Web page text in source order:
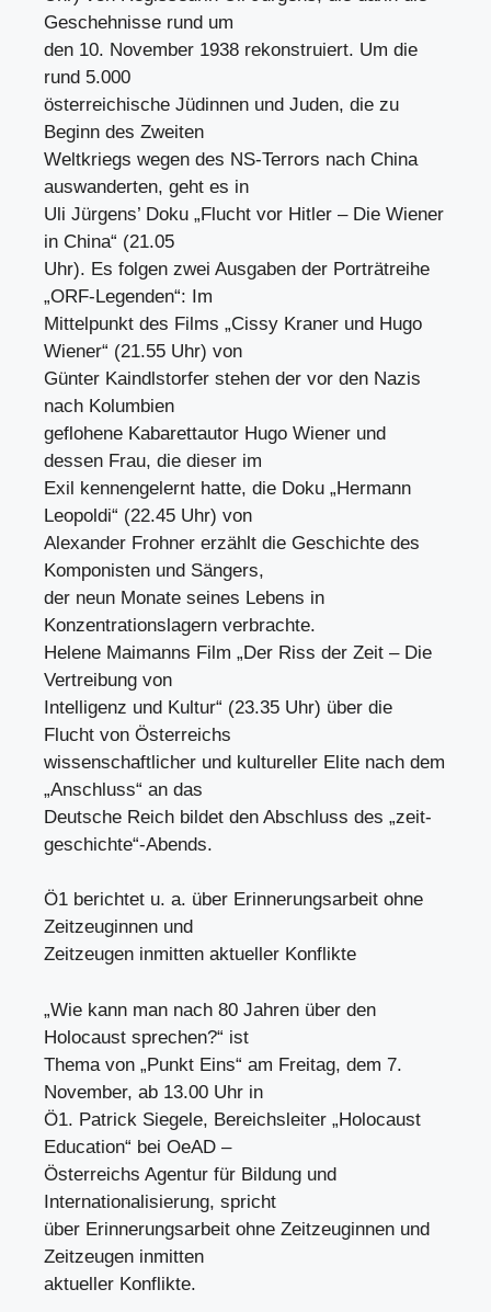
Geschehnisse rund um
den 10. November 1938 rekonstruiert. Um die
rund 5.000
österreichische Jüdinnen und Juden, die zu
Beginn des Zweiten
Weltkriegs wegen des NS-Terrors nach China
auswanderten, geht es in
Uli Jürgens’ Doku „Flucht vor Hitler – Die Wiener
in China“ (21.05
Uhr). Es folgen zwei Ausgaben der Porträtreihe
„ORF-Legenden“: Im
Mittelpunkt des Films „Cissy Kraner und Hugo
Wiener“ (21.55 Uhr) von
Günter Kaindlstorfer stehen der vor den Nazis
nach Kolumbien
geflohene Kabarettautor Hugo Wiener und
dessen Frau, die dieser im
Exil kennengelernt hatte, die Doku „Hermann
Leopoldi“ (22.45 Uhr) von
Alexander Frohner erzählt die Geschichte des
Komponisten und Sängers,
der neun Monate seines Lebens in
Konzentrationslagern verbrachte.
Helene Maimanns Film „Der Riss der Zeit – Die
Vertreibung von
Intelligenz und Kultur“ (23.35 Uhr) über die
Flucht von Österreichs
wissenschaftlicher und kultureller Elite nach dem
„Anschluss“ an das
Deutsche Reich bildet den Abschluss des „zeit-
geschichte“-Abends.
Ö1 berichtet u. a. über Erinnerungsarbeit ohne
Zeitzeuginnen und
Zeitzeugen inmitten aktueller Konflikte
„Wie kann man nach 80 Jahren über den
Holocaust sprechen?“ ist
Thema von „Punkt Eins“ am Freitag, dem 7.
November, ab 13.00 Uhr in
Ö1. Patrick Siegele, Bereichsleiter „Holocaust
Education“ bei OeAD –
Österreichs Agentur für Bildung und
Internationalisierung, spricht
über Erinnerungsarbeit ohne Zeitzeuginnen und
Zeitzeugen inmitten
aktueller Konflikte.